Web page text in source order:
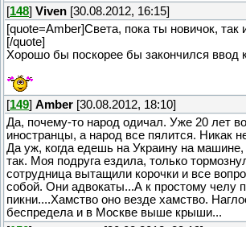
[148] Viven [30.08.2012, 16:15]
[quote=Amber]Света, пока ты новичок, так
[/quote]
Хорошо бы поскорее бы закончился ввод
[149] Amber [30.08.2012, 18:10]
Да, почему-то народ одичал. Уже 20 лет
иностранцы, а народ все пялится. Никак
Да уж, когда едешь на Украину на машине,
так. Моя подруга ездила, только
сотрудница вытащили корочки и все
собой. Они адвокаты...А к простому челу
пикни....Хамство оно везде хамство.
беспредела и в Москве выше крыши...